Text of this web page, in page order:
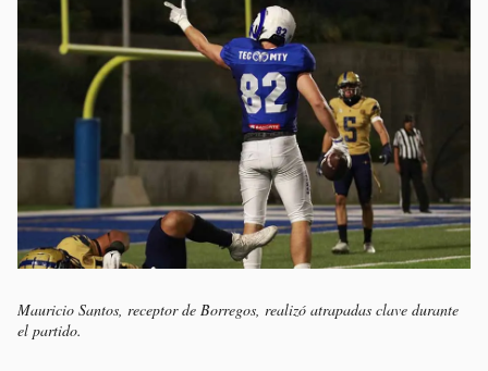
Mauricio Santos, receptor de Borregos, realizó atrapadas clave durante
el partido.